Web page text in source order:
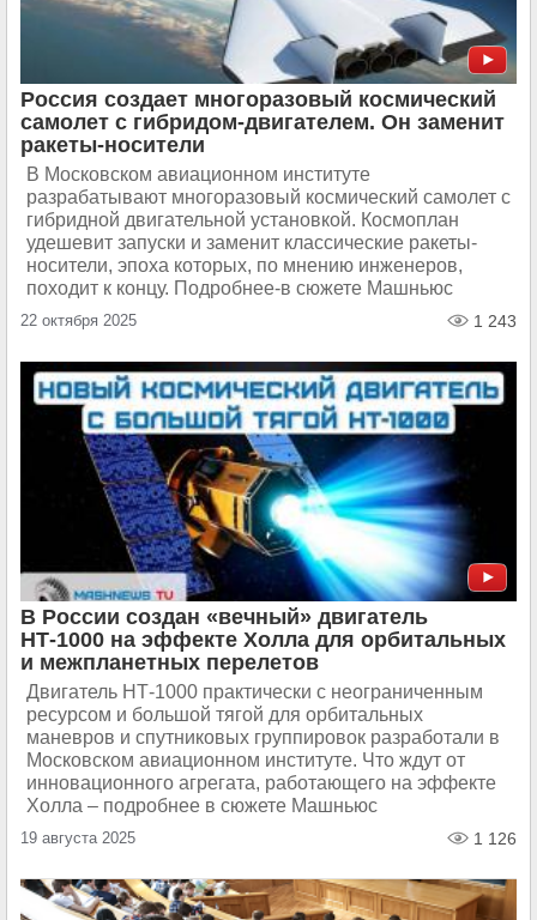
Россия создает многоразовый космический
самолет с гибридом-двигателем. Он заменит
ракеты-носители
В Московском авиационном институте
разрабатывают многоразовый космический самолет с
гибридной двигательной установкой. Космоплан
удешевит запуски и заменит классические ракеты-
носители, эпоха которых, по мнению инженеров,
походит к концу. Подробнее-в сюжете Машньюс
22 октября 2025 1 243
В России создан «вечный» двигатель
НТ-1000 на эффекте Холла для орбитальных
и межпланетных перелетов
Двигатель НТ-1000 практически с неограниченным
ресурсом и большой тягой для орбитальных
маневров и спутниковых группировок разработали в
Московском авиационном институте. Что ждут от
инновационного агрегата, работающего на эффекте
Холла – подробнее в сюжете Машньюс
19 августа 2025 1 126